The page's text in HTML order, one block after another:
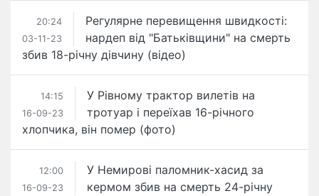
20:24
03-11-23
Регулярне перевищення швидкості:
нардеп від "Батьківщини" на смерть
збив 18-річну дівчину (відео)
14:15
16-09-23
У Рівному трактор вилетів на
тротуар і переїхав 16-річного
хлопчика, він помер (фото)
12:00
16-09-23
У Немирові паломник-хасид за
кермом збив на смерть 24-річну